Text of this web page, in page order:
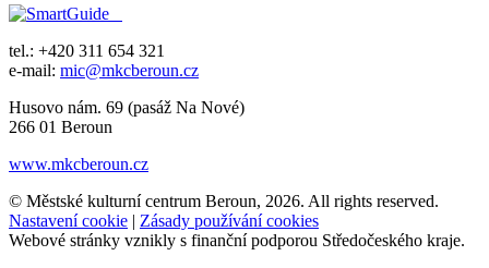
tel.: +420 311 654 321
e-mail: mic@mkcberoun.cz
Husovo nám. 69 (pasáž Na Nové)
266 01 Beroun
www.mkcberoun.cz
© Městské kulturní centrum Beroun, 2026. All rights reserved.
Nastavení cookie | Zásady používání cookies
Webové stránky vznikly s finanční podporou Středočeského kraje.